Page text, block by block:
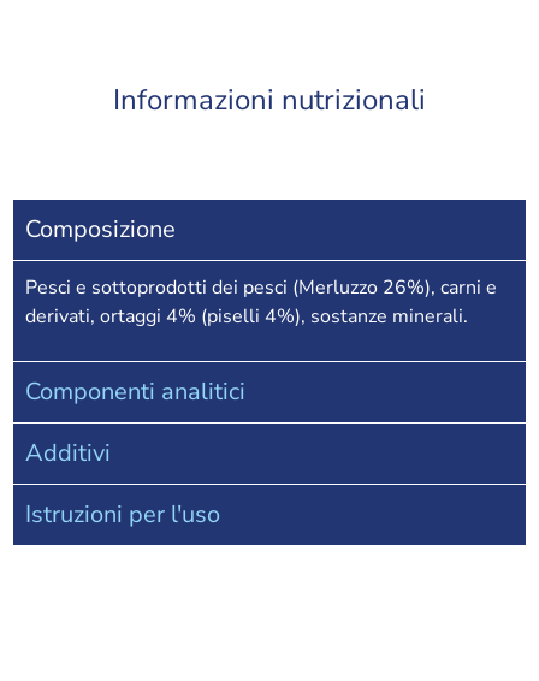
Informazioni nutrizionali
Composizione
Pesci e sottoprodotti dei pesci (Merluzzo 26%), carni e
derivati, ortaggi 4% (piselli 4%), sostanze minerali.
Componenti analitici
Additivi
Istruzioni per l'uso